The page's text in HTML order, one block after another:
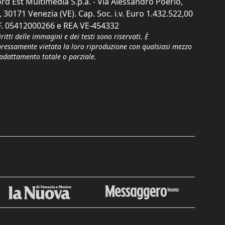
30171 Venezia (VE). Cap. Soc. i.v. Euro 1.432.522,00
05412000266 e REA VE-454332
delle immagini e dei testi sono riservati. È
vietata la loro riproduzione con qualsiasi mezzo
totale o parziale.